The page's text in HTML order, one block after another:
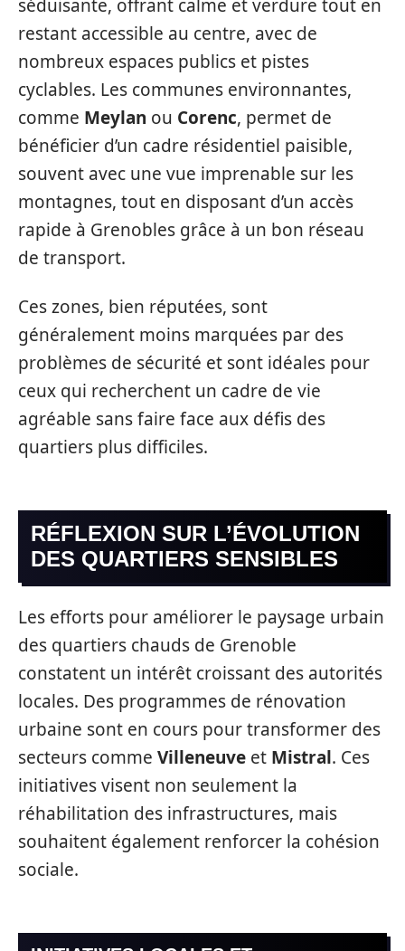
séduisante, offrant calme et verdure tout en
restant accessible au centre, avec de
nombreux espaces publics et pistes
cyclables. Les communes environnantes,
comme Meylan ou Corenc, permet de
bénéficier d’un cadre résidentiel paisible,
souvent avec une vue imprenable sur les
montagnes, tout en disposant d’un accès
rapide à Grenobles grâce à un bon réseau
de transport.
Ces zones, bien réputées, sont
généralement moins marquées par des
problèmes de sécurité et sont idéales pour
ceux qui recherchent un cadre de vie
agréable sans faire face aux défis des
quartiers plus difficiles.
RÉFLEXION SUR L’ÉVOLUTION
DES QUARTIERS SENSIBLES
Les efforts pour améliorer le paysage urbain
des quartiers chauds de Grenoble
constatent un intérêt croissant des autorités
locales. Des programmes de rénovation
urbaine sont en cours pour transformer des
secteurs comme Villeneuve et Mistral. Ces
initiatives visent non seulement la
réhabilitation des infrastructures, mais
souhaitent également renforcer la cohésion
sociale.